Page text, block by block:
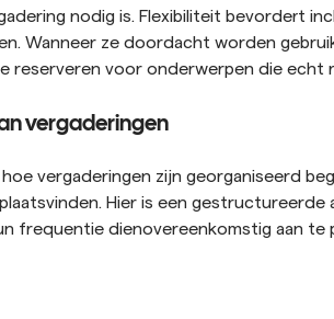
nodig is. Flexibiliteit bevordert
Wanneer ze doordacht worden
reserveren voor onderwerpen die echt
vergaderingen
vergaderingen zijn georganiseerd
Hier is een gestructureerde
frequentie dienovereenkomstig aan te